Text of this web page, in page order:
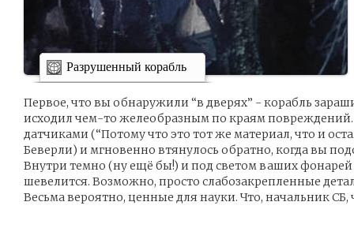
Разрушенный корабль
Первое, что вы обнаружили “в дверях” - корабль
исходил чем-то желеобразным по краям
датчиками (“Потому что это тот же материал, что и
Беверли) и мгновенно втянулось обратно, когда вы
Внутри темно (ну ещё бы!) и под светом ваших фонарей
шевелится. Возможно, просто слабозакрепленные
Весьма вероятно, ценные для науки. Что, начальник СБ,